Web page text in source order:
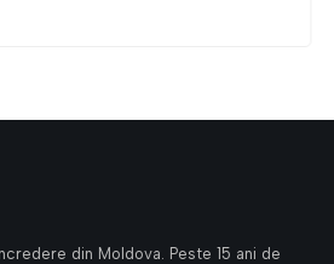
din Moldova. Peste 15 ani de